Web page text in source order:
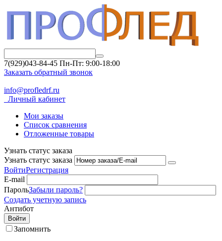
7(929)043-84-45 Пн-Пт: 9:00-18:00
Заказать обратный звонок
info@profledrf.ru
Личный кабинет
Мои заказы
Список сравнения
Отложенные товары
Узнать статус заказа
Узнать статус заказа
ВойтиРегистрация
E-mail
ПарольЗабыли пароль?
Создать учетную запись
Антибот
Войти
Запомнить